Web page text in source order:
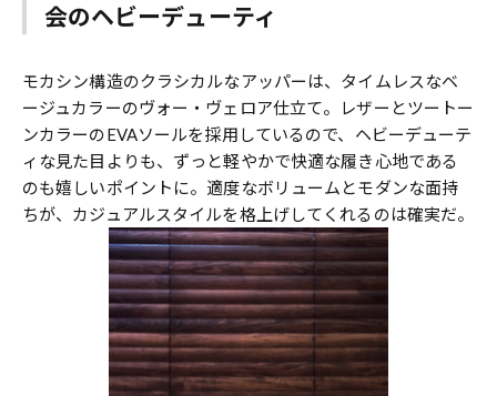
会のヘビーデューティ
モカシン構造のクラシカルなアッパーは、タイムレスなベ
ージュカラーのヴォー・ヴェロア仕立て。レザーとツートー
ンカラーのEVAソールを採用しているので、ヘビーデューテ
ィな見た目よりも、ずっと軽やかで快適な履き心地である
のも嬉しいポイントに。適度なボリュームとモダンな面持
ちが、カジュアルスタイルを格上げしてくれるのは確実だ。